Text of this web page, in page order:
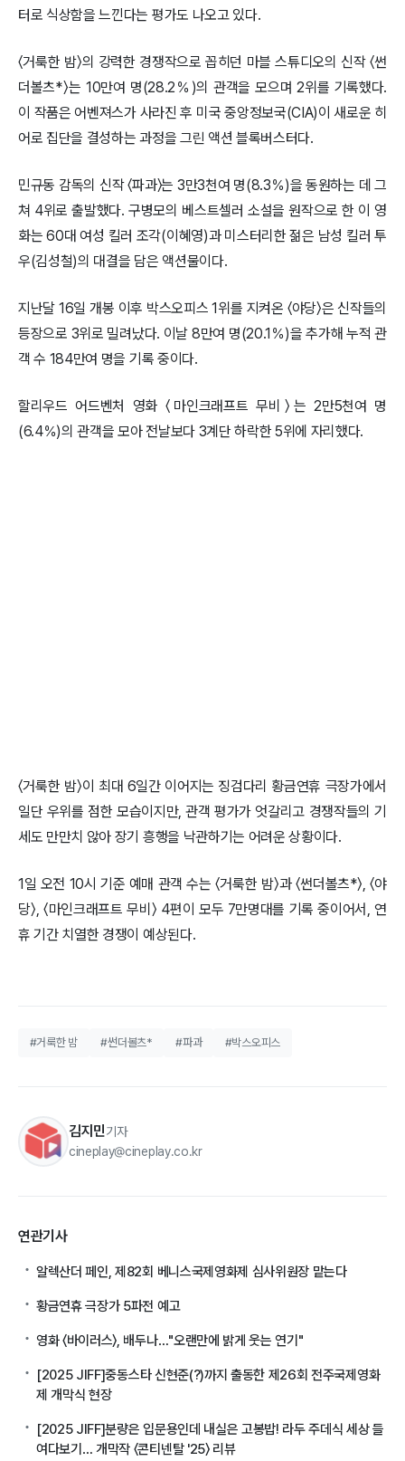
터로 식상함을 느낀다는 평가도 나오고 있다.
〈거룩한 밤〉의 강력한 경쟁작으로 꼽히던 마블 스튜디오의 신작 〈썬
더볼츠*〉는 10만여 명(28.2％)의 관객을 모으며 2위를 기록했다.
이 작품은 어벤져스가 사라진 후 미국 중앙정보국(CIA)이 새로운 히
어로 집단을 결성하는 과정을 그린 액션 블록버스터다.
민규동 감독의 신작 〈파과〉는 3만3천여 명(8.3％)을 동원하는 데 그
쳐 4위로 출발했다. 구병모의 베스트셀러 소설을 원작으로 한 이 영
화는 60대 여성 킬러 조각(이혜영)과 미스터리한 젊은 남성 킬러 투
우(김성철)의 대결을 담은 액션물이다.
지난달 16일 개봉 이후 박스오피스 1위를 지켜온 〈야당〉은 신작들의
등장으로 3위로 밀려났다. 이날 8만여 명(20.1％)을 추가해 누적 관
객 수 184만여 명을 기록 중이다.
할리우드 어드벤처 영화 〈마인크래프트 무비〉는 2만5천여 명
(6.4％)의 관객을 모아 전날보다 3계단 하락한 5위에 자리했다.
〈거룩한 밤〉이 최대 6일간 이어지는 징검다리 황금연휴 극장가에서
일단 우위를 점한 모습이지만, 관객 평가가 엇갈리고 경쟁작들의 기
세도 만만치 않아 장기 흥행을 낙관하기는 어려운 상황이다.
1일 오전 10시 기준 예매 관객 수는 〈거룩한 밤〉과 〈썬더볼츠*〉, 〈야
당〉, 〈마인크래프트 무비〉 4편이 모두 7만명대를 기록 중이어서, 연
휴 기간 치열한 경쟁이 예상된다.
#거룩한 밤 #썬더볼츠* #파과 #박스오피스
김지민기자
cineplay@cineplay.co.kr
연관기사
알렉산더 페인, 제82회 베니스국제영화제 심사위원장 맡는다
황금연휴 극장가 5파전 예고
영화 〈바이러스〉, 배두나…"오랜만에 밝게 웃는 연기"
[2025 JIFF]중동스타 신현준(?)까지 출동한 제26회 전주국제영화
제 개막식 현장
[2025 JIFF]분량은 입문용인데 내실은 고봉밥! 라두 주데식 세상 들
여다보기… 개막작 〈콘티넨탈 '25〉 리뷰